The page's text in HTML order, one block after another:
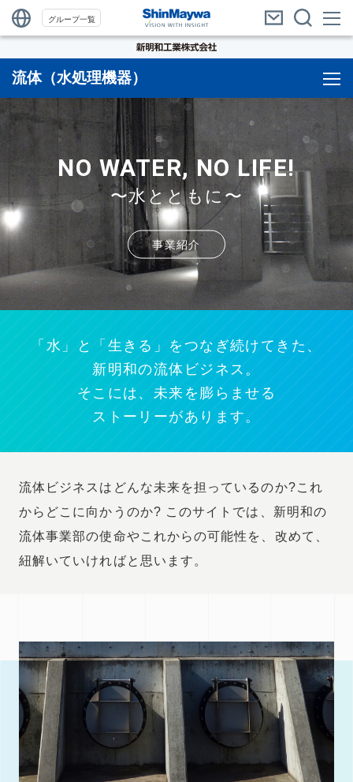
グループ一覧
流体（水処理機器）
NO WATER, NO LIFE!
〜水とともに〜
事業紹介
「水」と「生きる」をつなぎ続けてきた、
新明和の流体ビジネス。
そこには、未来を膨らませる
ストーリーがあります。
流体ビジネスはどんな未来を担っているのか?これ
からどこに向かうのか? このサイトでは、新明和の
流体事業部の使命やこれからの可能性を、改めて、
紐解いていければと思います。